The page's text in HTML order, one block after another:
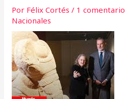
Por Félix Cortés/ 1 comentario
Nacionales